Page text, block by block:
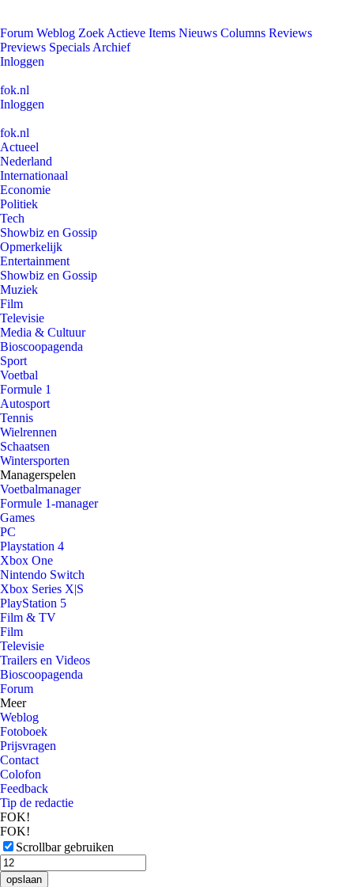
Forum Weblog Zoek Actieve Items Nieuws Columns Reviews
Previews Specials Archief
Inloggen
fok.nl
Inloggen
fok.nl
Actueel
Nederland
Internationaal
Economie
Politiek
Tech
Showbiz en Gossip
Opmerkelijk
Entertainment
Showbiz en Gossip
Muziek
Film
Televisie
Media & Cultuur
Bioscoopagenda
Sport
Voetbal
Formule 1
Autosport
Tennis
Wielrennen
Schaatsen
Wintersporten
Managerspelen
Voetbalmanager
Formule 1-manager
Games
PC
Playstation 4
Xbox One
Nintendo Switch
Xbox Series X|S
PlayStation 5
Film & TV
Film
Televisie
Trailers en Videos
Bioscoopagenda
Forum
Meer
Weblog
Fotoboek
Prijsvragen
Contact
Colofon
Feedback
Tip de redactie
FOK!
FOK!
Scrollbar gebruiken
opslaan